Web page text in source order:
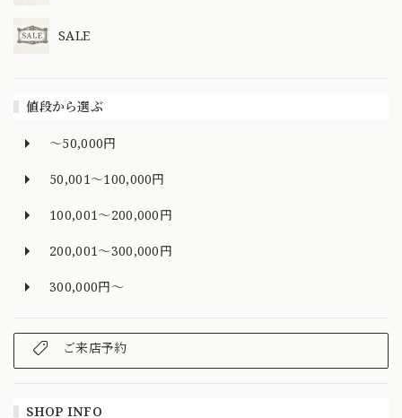
SALE
値段から選ぶ
～50,000円
50,001～100,000円
100,001～200,000円
200,001～300,000円
300,000円～
ご来店予約
SHOP INFO